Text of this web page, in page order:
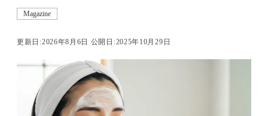
Magazine
更新日:2026年8月6日 公開日:2025年10月29日